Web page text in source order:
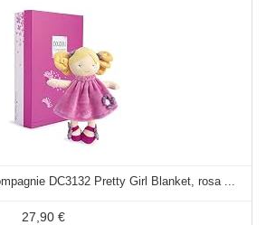
DC3132 Pretty Girl Blanket, rosa ...
27,90 €